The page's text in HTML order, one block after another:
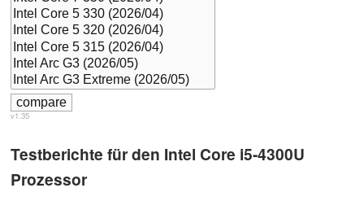
v1.35
Testberichte für den Intel Core i5-4300U
Prozessor